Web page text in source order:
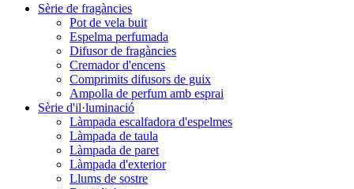
Sèrie de fragàncies
Pot de vela buit
Espelma perfumada
Difusor de fragàncies
Cremador d'encens
Comprimits difusors de guix
Ampolla de perfum amb esprai
Sèrie d'il·luminació
Làmpada escalfadora d'espelmes
Làmpada de taula
Làmpada de paret
Làmpada d'exterior
Llums de sostre